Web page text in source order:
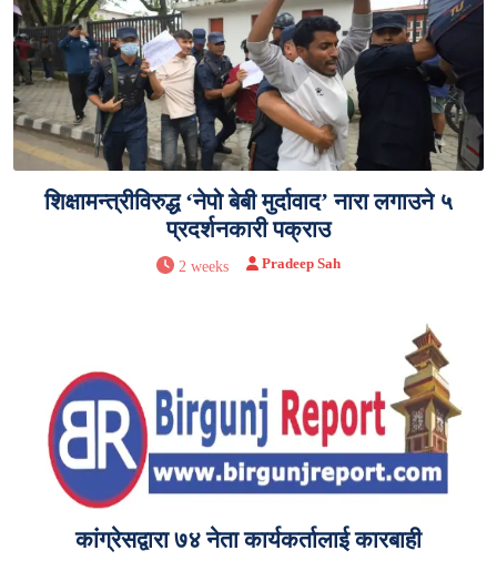
शिक्षामन्त्रीविरुद्ध ‘नेपो बेबी मुर्दावाद’ नारा लगाउने ५
प्रदर्शनकारी पक्राउ
2 weeks Pradeep Sah
कांग्रेसद्वारा ७४ नेता कार्यकर्तालाई कारबाही